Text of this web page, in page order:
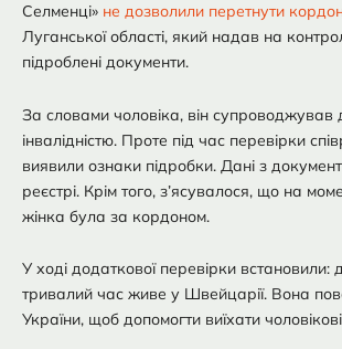
Селменці» не дозволили перетнути
Луганської області, який надав на
підроблені документи.
За словами чоловіка, він
інвалідністю. Проте під час перевірки
виявили ознаки підробки. Дані з
реєстрі. Крім того, з’ясувалося, що на
жінка була за кордоном.
У ході додаткової перевірки встановили:
тривалий час живе у Швейцарії. Вона
України, щоб допомогти виїхати